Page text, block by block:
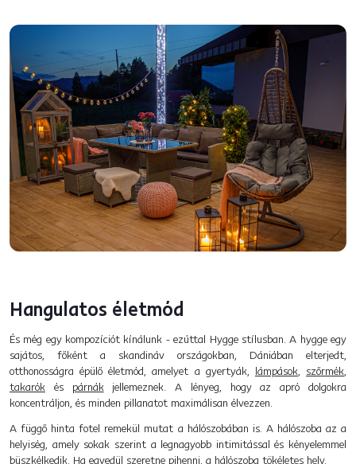
Hangulatos életmód
És még egy kompozíciót kínálunk - ezúttal Hygge stílusban. A hygge egy
sajátos, főként a skandináv országokban, Dániában elterjedt,
otthonosságra épülő életmód, amelyet a gyertyák, lámpások, szőrmék,
takarók és párnákjellemeznek. A lényeg, hogy az apró dolgokra
koncentráljon, és minden pillanatot maximálisan élvezzen.
A függő hinta fotel remekül mutat a hálószobában is. A hálószoba az a
helyiség, amely sokak szerint a legnagyobb intimitással és kényelemmel
büszkélkedik. Ha egyedül szeretne pihenni, a hálószoba tökéletes hely.